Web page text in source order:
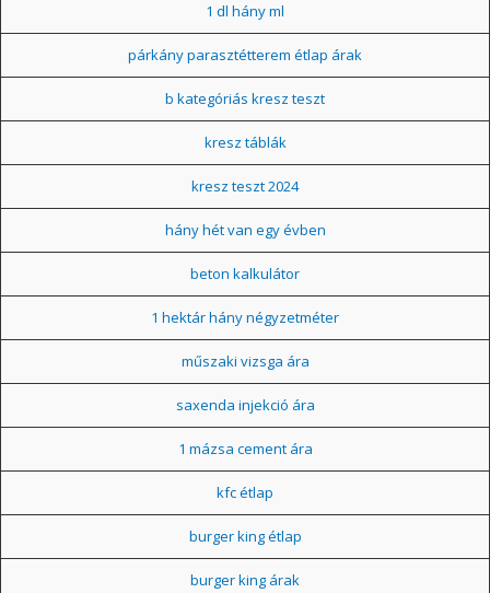
1 dl hány ml
párkány parasztétterem étlap árak
b kategóriás kresz teszt
kresz táblák
kresz teszt 2024
hány hét van egy évben
beton kalkulátor
1 hektár hány négyzetméter
műszaki vizsga ára
saxenda injekció ára
1 mázsa cement ára
kfc étlap
burger king étlap
burger king árak